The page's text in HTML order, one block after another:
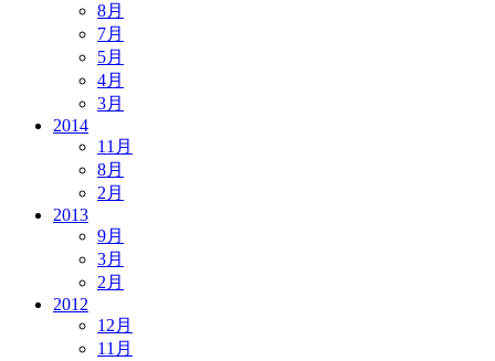
8月
7月
5月
4月
3月
2014
11月
8月
2月
2013
9月
3月
2月
2012
12月
11月